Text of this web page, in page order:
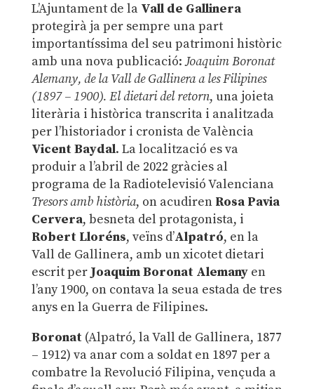
L’Ajuntament de la Vall de Gallinera
protegirà ja per sempre una part
importantíssima del seu patrimoni històric
amb una nova publicació:Joaquim Boronat
Alemany, de la Vall de Gallinera a les Filipines
(1897 – 1900). El dietari del retorn, una joieta
literària i històrica transcrita i analitzada
per l’historiador i cronista de València
Vicent Baydal. La localització es va
produir a l’abril de 2022 gràcies al
programa de la Radiotelevisió Valenciana
Tresors amb història, on acudirenRosa Pavia
Cervera, besneta del protagonista, i
Robert Lloréns, veïns d’Alpatró, en la
Vall de Gallinera, amb un xicotet dietari
escrit per Joaquim Boronat Alemanyen
l’any 1900, on contava la seua estada de tres
anys en la Guerra de Filipines.
Boronat(Alpatró, la Vall de Gallinera, 1877
– 1912) va anar com a soldat en 1897 per a
combatre la Revolució Filipina, vençuda a